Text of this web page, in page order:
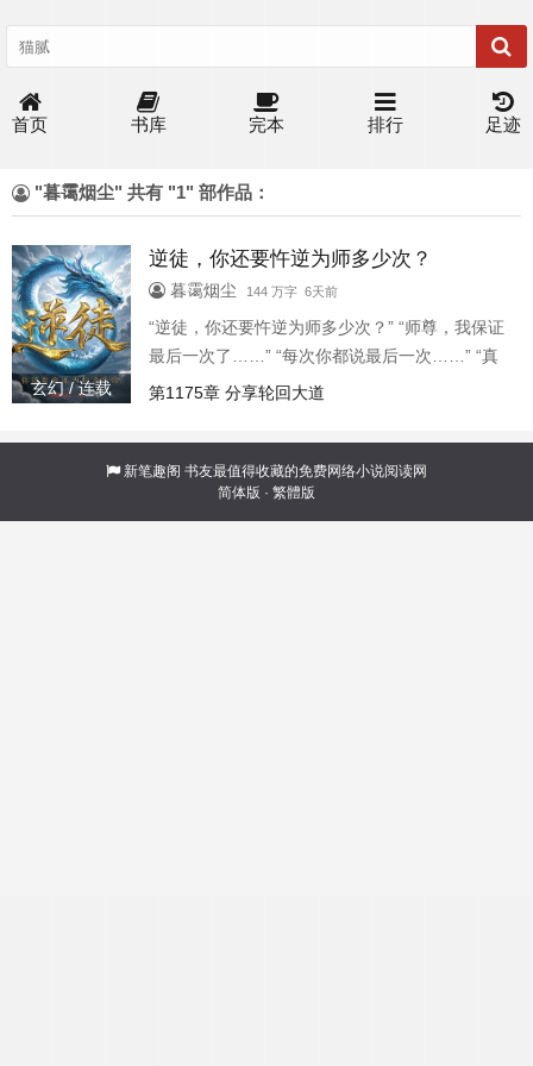
首页 书库 完本 排行 足迹
"暮霭烟尘" 共有 "1" 部作品：
玄幻 / 连载
逆徒，你还要忤逆为师多少次？
暮霭烟尘 144 万字 6天前
“逆徒，你还要忤逆为师多少次？” “师尊，我保证
最后一次了……” “每次你都说最后一次……” “真
的是最后一次了师尊……”
第1175章 分享轮回大道
新笔趣阁 书友最值得收藏的免费网络小说阅读网
简体版 · 繁體版